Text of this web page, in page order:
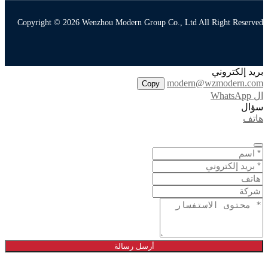
Copyright © 2026 Wenzhou Modern Group Co., Ltd All Right Reserved
بريد إلكتروني
modern@wzmodern.com
Copy
ال WhatsApp
سؤال
هاتف
أرسل رسالة